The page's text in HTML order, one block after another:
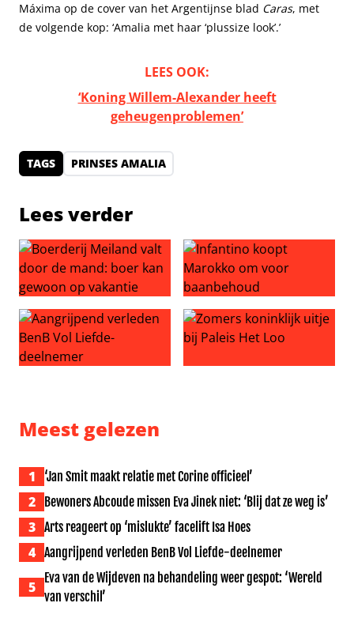
Máxima op de cover van het Argentijnse blad Caras, met
de volgende kop: ‘Amalia met haar ‘plussize look’.’
LEES OOK:
‘Koning Willem-Alexander heeft
geheugenproblemen’
TAGS PRINSES AMALIA
Lees verder
Boerderij Meiland valt door de mand: boer kan gewoon
Infantino koopt Marokko
Meest gelezen
1 ‘Jan Smit maakt relatie met Corine officieel’
2 Bewoners Abcoude missen Eva Jinek niet: ‘Blij dat ze weg is’
3 Arts reageert op ‘mislukte’ facelift Isa Hoes
4 Aangrijpend verleden BenB Vol Liefde-deelnemer
5
Eva van de Wijdeven na behandeling weer gespot: ‘Wereld
van verschil’